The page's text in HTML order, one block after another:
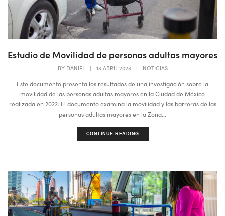
Estudio de Movilidad de personas adultas mayores
BY DANIEL | 13 ABRIL 2023 | NOTICIAS
Este documento presenta los resultados de una investigación sobre la
movilidad de las personas adultas mayores en la Ciudad de México
realizada en 2022. El documento examina la movilidad y las barreras de las
personas adultas mayores en la Zona...
CONTINUE READING